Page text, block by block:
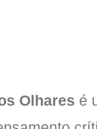
Olhares é